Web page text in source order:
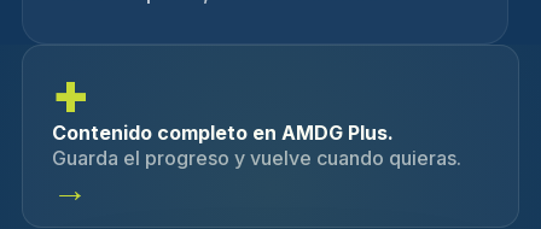
+
Contenido completo en AMDG Plus.
Guarda el progreso y vuelve cuando quieras.
→